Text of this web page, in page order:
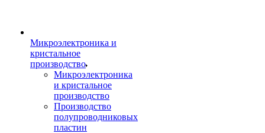
Микроэлектроника и
кристальное
производство
Микроэлектроника
и кристальное
производство
Производство
полупроводниковых
пластин